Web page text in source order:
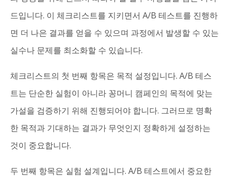
드입니다. 이 체크리스트를 지키면서 A/B 테스트를 진행하
면 더 나은 결과를 얻을 수 있으며 과정에서 발생할 수 있는
실수나 문제를 최소화할 수 있습니다.
체크리스트의 첫 번째 항목은 목적 설정입니다. A/B 테스
트는 단순한 실험이 아니라 꽁머니 캠페인의 목적에 맞는
가설을 검증하기 위해 진행되어야 합니다. 그러므로 명확
한 목적과 기대하는 결과가 무엇인지 정확하게 설정하는
것이 중요합니다.
두 번째 항목은 실험 설계입니다. A/B 테스트에서 중요한